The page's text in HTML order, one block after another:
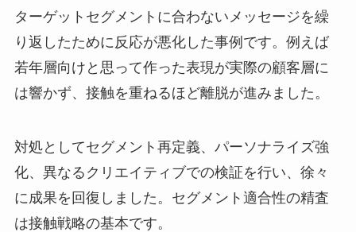
ターゲットセグメントに合わないメッセージを繰
り返したために反応が悪化した事例です。例えば
若年層向けと思って作った表現が実際の顧客層に
は響かず、接触を重ねるほど離脱が進みました。
対処としてセグメント再定義、パーソナライズ強
化、異なるクリエイティブでの検証を行い、徐々
に成果を回復しました。セグメント適合性の精査
は接触戦略の基本です。